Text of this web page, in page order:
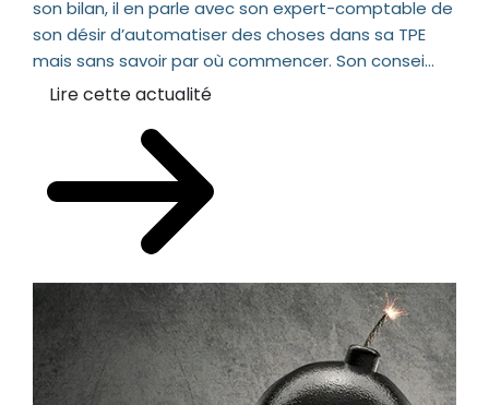
son bilan, il en parle avec son expert-comptable de
son désir d’automatiser des choses dans sa TPE
mais sans savoir par où commencer. Son consei...
Lire cette actualité